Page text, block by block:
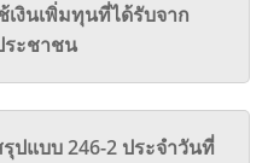
เงินเพิ่มทุนที่ได้รับจาก
ะชาชน
รุปแบบ 246-2 ประจำวันที่